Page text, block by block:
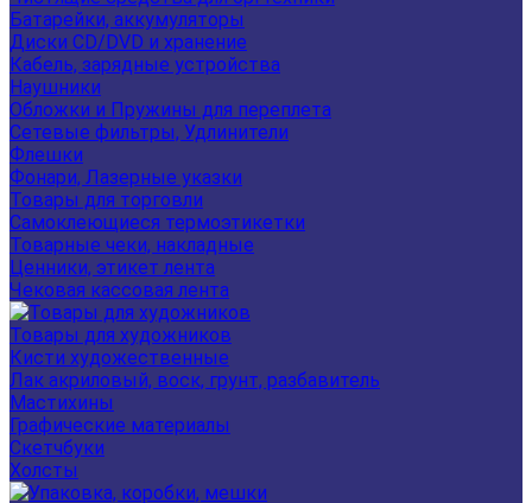
Батарейки, аккумуляторы
Диски CD/DVD и хранение
Кабель, зарядные устройства
Наушники
Обложки и Пружины для переплета
Сетевые фильтры, Удлинители
Флешки
Фонари, Лазерные указки
Товары для торговли
Самоклеющиеся термоэтикетки
Товарные чеки, накладные
Ценники, этикет лента
Чековая кассовая лента
Товары для художников
Кисти художественные
Лак акриловый, воск, грунт, разбавитель
Мастихины
Графические материалы
Скетчбуки
Холсты